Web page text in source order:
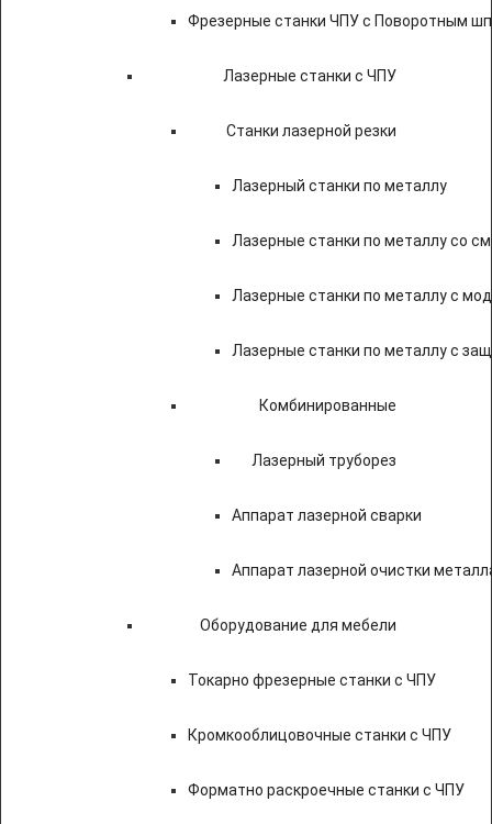
Фрезерные станки ЧПУ с Поворотным
Лазерные станки с ЧПУ
Станки лазерной резки
Лазерный станки по металлу
Лазерные станки по металлу со
Лазерные станки по металлу с
Лазерные станки по металлу с
Комбинированные
Лазерный труборез
Аппарат лазерной сварки
Аппарат лазерной очистки
Оборудование для мебели
Токарно фрезерные станки с ЧПУ
Кромкооблицовочные станки с ЧПУ
Форматно раскроечные станки с ЧПУ